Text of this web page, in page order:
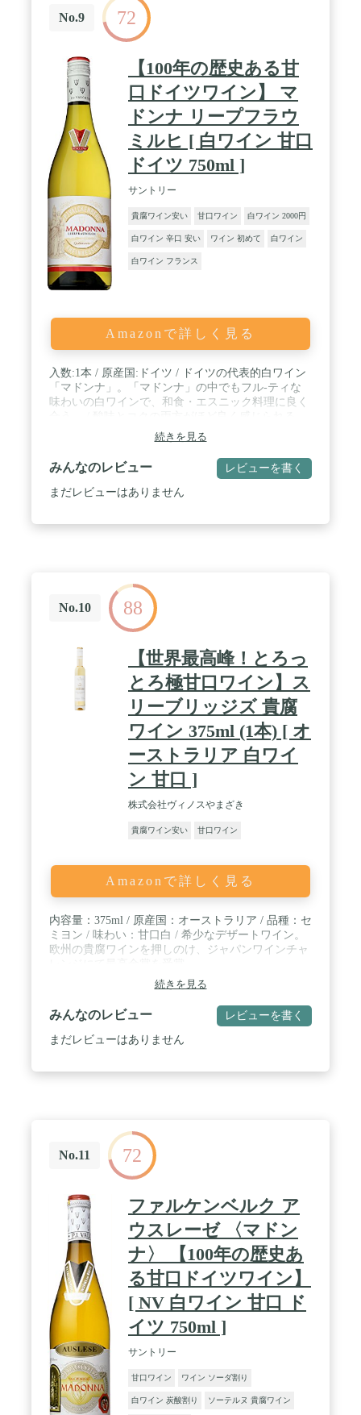
No.9 72
【100年の歴史ある甘
口ドイツワイン】 マ
ドンナ リープフラウ
ミルヒ [ 白ワイン 甘口
ドイツ 750ml ]
サントリー
貴腐ワイン安い 甘口ワイン 白ワイン 2000円
白ワイン 辛口 安い ワイン 初めて 白ワイン
白ワイン フランス
Amazonで詳しく見る
入数:1本 / 原産国:ドイツ / ドイツの代表的白ワイン
「マドンナ」。「マドンナ」の中でもフル-ティな
味わいの白ワインで、和食・エスニック料理に良く
/ 相性のよい料理:茶碗蒸し/パスタ ペスカトーレ/シ
続きを見る
みんなのレビュー レビューを書く
まだレビューはありません
No.10 88
【世界最高峰！とろっ
とろ極甘口ワイン】ス
リーブリッジズ 貴腐
ワイン 375ml (1本) [ オ
ーストラリア 白ワイ
ン 甘口 ]
株式会社ヴィノスやまざき
貴腐ワイン安い 甘口ワイン
Amazonで詳しく見る
内容量：375ml / 原産国：オーストラリア / 品種：セ
ミヨン / 味わい：甘口白 / 希少なデザートワイン。
欧州の貴腐ワインを押しのけ、ジャパンワインチャ
続きを見る
みんなのレビュー レビューを書く
まだレビューはありません
No.11 72
ファルケンベルク ア
ウスレーゼ 〈マドン
ナ〉 【100年の歴史あ
る甘口ドイツワイン】
[ NV 白ワイン 甘口 ド
イツ 750ml ]
サントリー
甘口ワイン ワイン ソーダ割り
白ワイン 炭酸割り ソーテルヌ 貴腐ワイン